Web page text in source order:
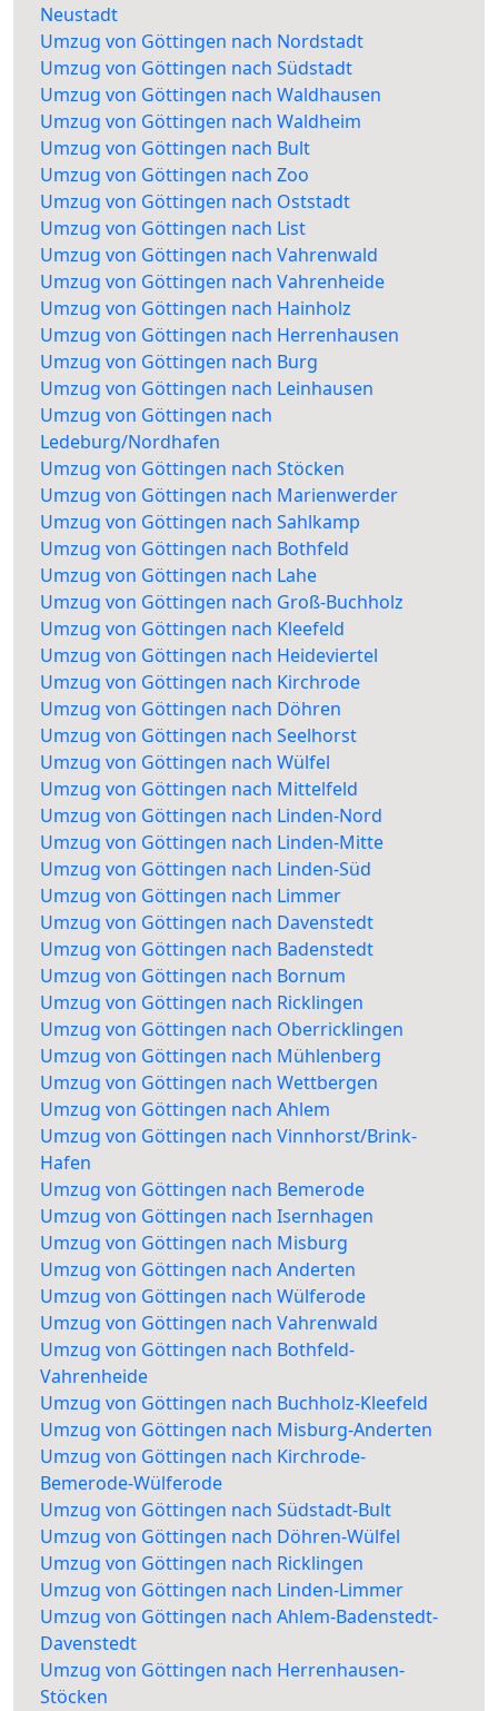
Neustadt
Umzug von Göttingen nach Nordstadt
Umzug von Göttingen nach Südstadt
Umzug von Göttingen nach Waldhausen
Umzug von Göttingen nach Waldheim
Umzug von Göttingen nach Bult
Umzug von Göttingen nach Zoo
Umzug von Göttingen nach Oststadt
Umzug von Göttingen nach List
Umzug von Göttingen nach Vahrenwald
Umzug von Göttingen nach Vahrenheide
Umzug von Göttingen nach Hainholz
Umzug von Göttingen nach Herrenhausen
Umzug von Göttingen nach Burg
Umzug von Göttingen nach Leinhausen
Umzug von Göttingen nach
Ledeburg/Nordhafen
Umzug von Göttingen nach Stöcken
Umzug von Göttingen nach Marienwerder
Umzug von Göttingen nach Sahlkamp
Umzug von Göttingen nach Bothfeld
Umzug von Göttingen nach Lahe
Umzug von Göttingen nach Groß-Buchholz
Umzug von Göttingen nach Kleefeld
Umzug von Göttingen nach Heideviertel
Umzug von Göttingen nach Kirchrode
Umzug von Göttingen nach Döhren
Umzug von Göttingen nach Seelhorst
Umzug von Göttingen nach Wülfel
Umzug von Göttingen nach Mittelfeld
Umzug von Göttingen nach Linden-Nord
Umzug von Göttingen nach Linden-Mitte
Umzug von Göttingen nach Linden-Süd
Umzug von Göttingen nach Limmer
Umzug von Göttingen nach Davenstedt
Umzug von Göttingen nach Badenstedt
Umzug von Göttingen nach Bornum
Umzug von Göttingen nach Ricklingen
Umzug von Göttingen nach Oberricklingen
Umzug von Göttingen nach Mühlenberg
Umzug von Göttingen nach Wettbergen
Umzug von Göttingen nach Ahlem
Umzug von Göttingen nach Vinnhorst/Brink-
Hafen
Umzug von Göttingen nach Bemerode
Umzug von Göttingen nach Isernhagen
Umzug von Göttingen nach Misburg
Umzug von Göttingen nach Anderten
Umzug von Göttingen nach Wülferode
Umzug von Göttingen nach Vahrenwald
Umzug von Göttingen nach Bothfeld-
Vahrenheide
Umzug von Göttingen nach Buchholz-Kleefeld
Umzug von Göttingen nach Misburg-Anderten
Umzug von Göttingen nach Kirchrode-
Bemerode-Wülferode
Umzug von Göttingen nach Südstadt-Bult
Umzug von Göttingen nach Döhren-Wülfel
Umzug von Göttingen nach Ricklingen
Umzug von Göttingen nach Linden-Limmer
Umzug von Göttingen nach Ahlem-Badenstedt-
Davenstedt
Umzug von Göttingen nach Herrenhausen-
Stöcken